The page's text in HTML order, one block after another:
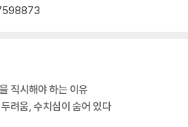
직시해야 하는 이유
려움, 수치심이 숨어 있다